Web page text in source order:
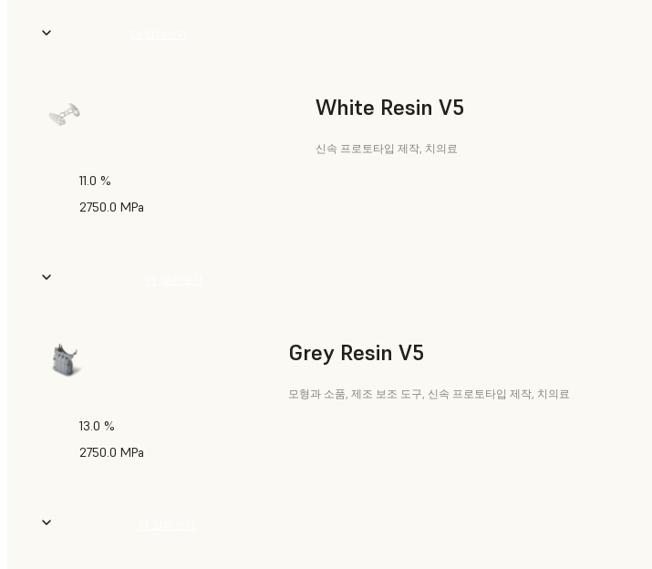
White Resin V5
신속 프로토타입 제작, 치의료
11.0 %
2750.0 MPa
Grey Resin V5
모형과 소품, 제조 보조 도구, 신속 프로토타입 제작, 치의료
13.0 %
2750.0 MPa